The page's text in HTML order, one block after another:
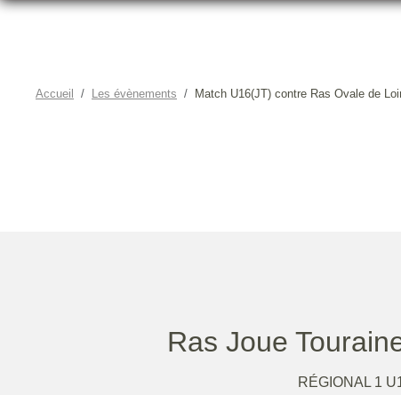
Accueil Les évènements Match U16(JT) contre Ras Ovale de
Ras Joue
RÉGIONAL 1